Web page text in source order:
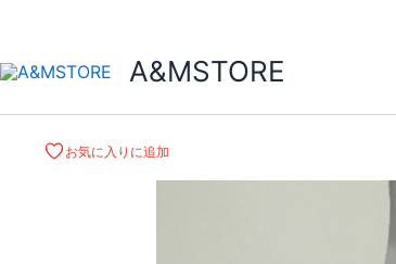
A&MSTORE
お気に入りに追加